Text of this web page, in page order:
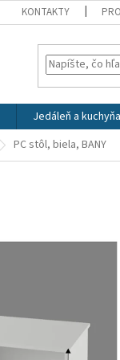
KONTAKTY
Jedáleň a kuchyňa
PC stôl, biela, BANY